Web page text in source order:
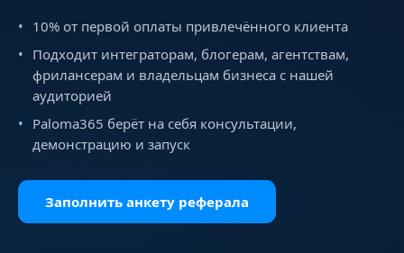
10% от первой оплаты привлечённого клиента
Подходит интеграторам, блогерам, агентствам,
фрилансерам и владельцам бизнеса с нашей
аудиторией
Paloma365 берёт на себя консультации,
демонстрацию и запуск
Заполнить анкету реферала